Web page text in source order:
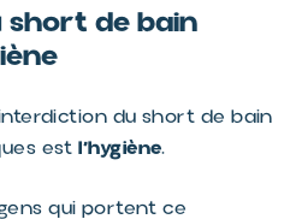
short de bain
du short de bain
estl’hygiène.
qui portent ce